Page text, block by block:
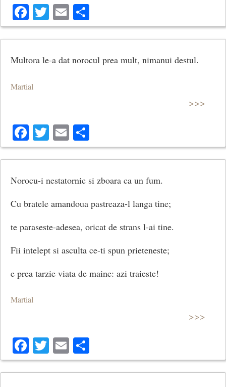
Facebook
Twitter
Email
Multora le-a dat norocul prea mult, nimanui destul.
Martial
>>>
Facebook
Twitter
Email
Norocu-i nestatornic si zboara ca un fum.
Cu bratele amandoua pastreaza-l langa tine;
te paraseste-adesea, oricat de strans l-ai tine.
Fii intelept si asculta ce-ti spun prieteneste;
e prea tarzie viata de maine: azi traieste!
Martial
>>>
Facebook
Twitter
Email